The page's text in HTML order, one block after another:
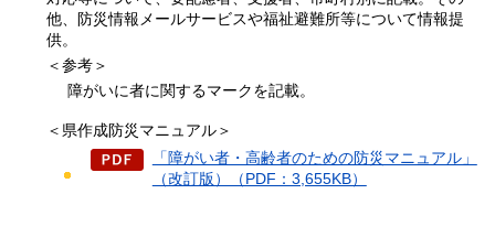
他、防災情報メールサービスや福祉避難所等について情報提
供。
＜参考＞
障がいに者に関するマークを記載。
＜県作成防災マニュアル＞
「障がい者・高齢者のための防災マニュアル」
（改訂版）（PDF：3,655KB）